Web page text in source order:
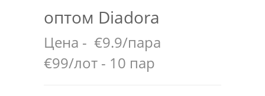
оптом Diadora
Цена - €9.9/пара
€99/лот - 10 пар